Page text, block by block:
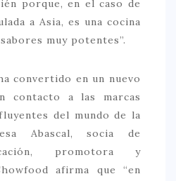
porque, en el caso de
a Asia, es una cocina
muy potentes”.
convertido en un nuevo
contacto a las marcas
del mundo de la
Abascal, socia de
promotora y
afirma que “en